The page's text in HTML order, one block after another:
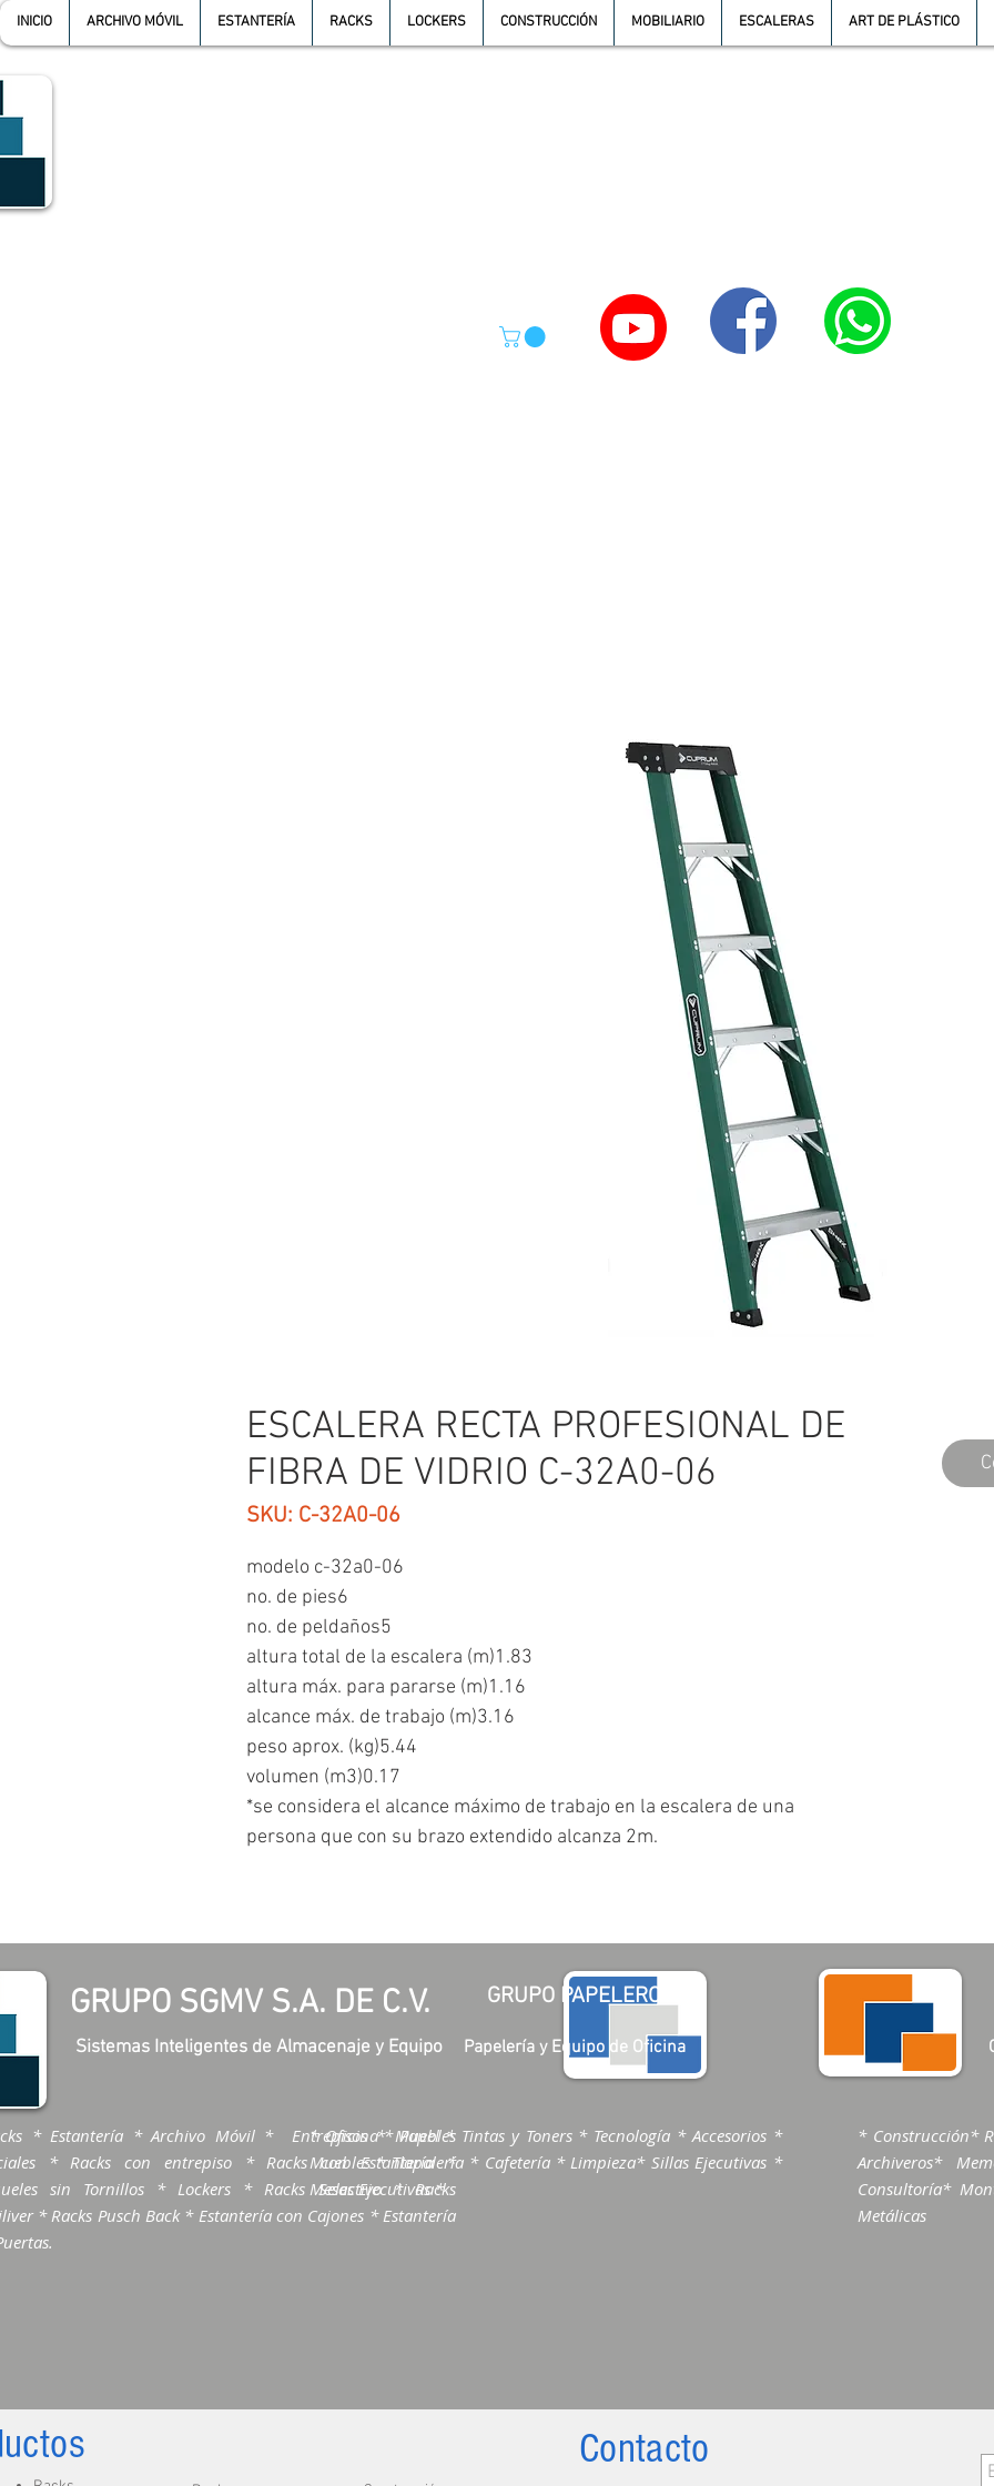
INICIO ARCHIVO MÓVIL ESTANTERÍA RACKS LOCKERS CONSTRUCCIÓN MOBILIARIO ESCALERAS ART DE PLÁSTICO
ESCALERA RECTA PROFESIONAL DE
FIBRA DE VIDRIO C-32A0-06
SKU: C-32A0-06
modelo c-32a0-06
no. de pies6
no. de peldaños5
altura total de la escalera (m)1.83
altura máx. para pararse (m)1.16
alcance máx. de trabajo (m)3.16
peso aprox. (kg)5.44
volumen (m3)0.17
*se considera el alcance máximo de trabajo en la escalera de una
persona que con su brazo extendido alcanza 2m.
GRUPO SGMV S.A. DE C.V.
Sistemas Inteligentes de Almacenaje y Equipo
* Estantería * Archivo Móvil * Entrepisos * Muebles
* Racks con entrepiso * Racks con Estantería *
sin Tornillos * Lockers * Racks Selectivo * Racks
* Racks Pusch Back * Estantería con Cajones * Estantería
GRUPO PAPELERO
Papelería y Equipo de Oficina
* Oficina * Papel * Tintas y Toners * Tecnología * Accesorios *
Muebles * Tlapalería * Cafetería * Limpieza* Sillas Ejecutivas *
Mesas Ejecutivas *
* Construcción*
Archiveros*
Consultoría*
Metálicas
Contacto